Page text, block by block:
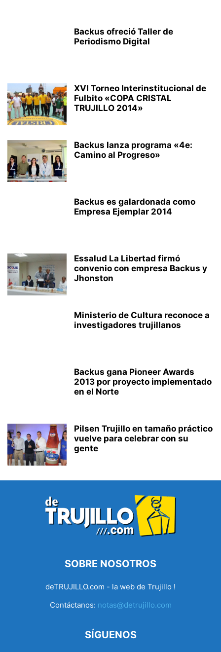
Backus ofreció Taller de
Periodismo Digital
XVI Torneo Interinstitucional de
Fulbito «COPA CRISTAL
TRUJILLO 2014»
Backus lanza programa «4e:
Camino al Progreso»
Backus es galardonada como
Empresa Ejemplar 2014
Essalud La Libertad firmó
convenio con empresa Backus y
Jhonston
Ministerio de Cultura reconoce a
investigadores trujillanos
Backus gana Pioneer Awards
2013 por proyecto implementado
en el Norte
Pilsen Trujillo en tamaño práctico
vuelve para celebrar con su
gente
SOBRE NOSOTROS
deTRUJILLO.com - la web de Trujillo !
Contáctanos: notas@detrujillo.com
SÍGUENOS